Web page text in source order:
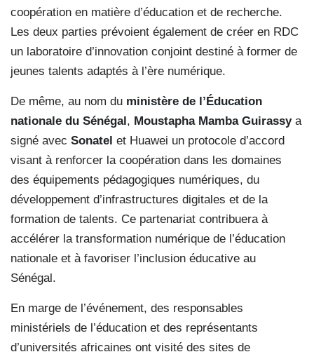
coopération en matière d’éducation et de recherche.
Les deux parties prévoient également de créer en RDC
un laboratoire d’innovation conjoint destiné à former de
jeunes talents adaptés à l’ère numérique.
De même, au nom du ministère de l’Éducation
nationale du Sénégal, Moustapha Mamba Guirassya
signé avec Sonatel et Huawei un protocole d’accord
visant à renforcer la coopération dans les domaines
des équipements pédagogiques numériques, du
développement d’infrastructures digitales et de la
formation de talents. Ce partenariat contribuera à
accélérer la transformation numérique de l’éducation
nationale et à favoriser l’inclusion éducative au
Sénégal.
En marge de l’événement, des responsables
ministériels de l’éducation et des représentants
d’universités africaines ont visité des sites de